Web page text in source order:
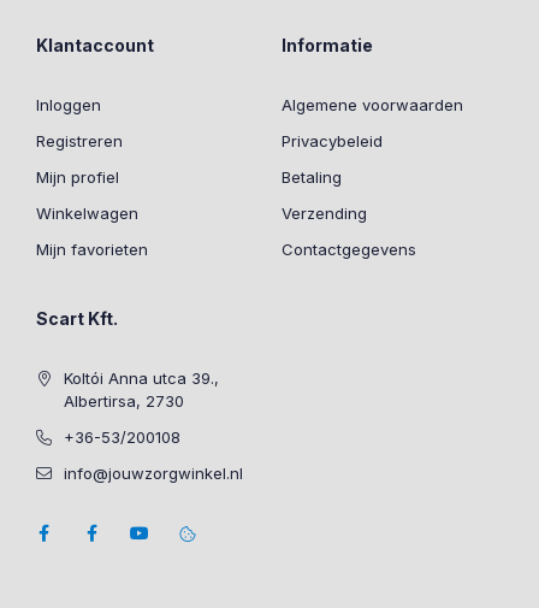
Klantaccount
Inloggen
Registreren
Mijn profiel
Winkelwagen
Mijn favorieten
Informatie
Algemene voorwaarden
Privacybeleid
Betaling
Verzending
Contactgegevens
Scart Kft.
Koltói Anna utca 39.,
Albertirsa, 2730
+36-53/200108
info@jouwzorgwinkel.nl